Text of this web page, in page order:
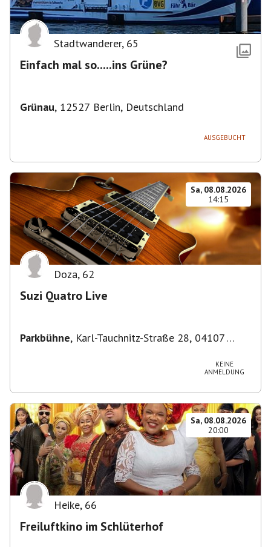
Stadtwanderer, 65
Einfach mal so.....ins Grüne?
Grünau, 12527 Berlin, Deutschland
AUSGEBUCHT
Sa, 08.08.2026
14:15
Doza, 62
Suzi Quatro Live
Parkbühne, Karl-Tauchnitz-Straße 28, 04107
KEINE
ANMELDUNG
Sa, 08.08.2026
20:00
Heike, 66
Freiluftkino im Schlüterhof